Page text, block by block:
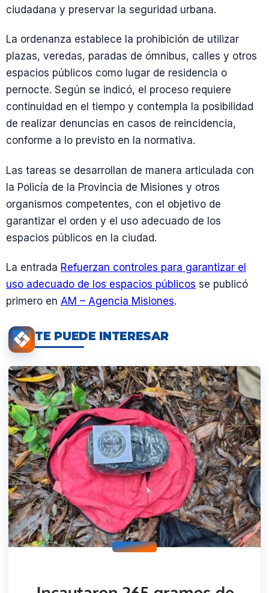
ciudadana y preservar la seguridad urbana.
La ordenanza establece la prohibición de utilizar
plazas, veredas, paradas de ómnibus, calles y otros
espacios públicos como lugar de residencia o
pernocte. Según se indicó, el proceso requiere
continuidad en el tiempo y contempla la posibilidad
de realizar denuncias en casos de reincidencia,
conforme a lo previsto en la normativa.
Las tareas se desarrollan de manera articulada con
la Policía de la Provincia de Misiones y otros
organismos competentes, con el objetivo de
garantizar el orden y el uso adecuado de los
espacios públicos en la ciudad.
La entrada Refuerzan controles para garantizar el
uso adecuado de los espacios públicos se publicó
primero en AM – Agencia Misiones.
TE PUEDE INTERESAR